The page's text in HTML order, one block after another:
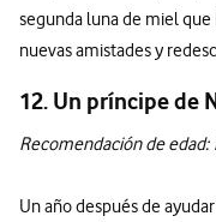
segunda luna de miel
nuevas amistades y
12. Un príncipe de
Recomendación de edad:
Un año después de